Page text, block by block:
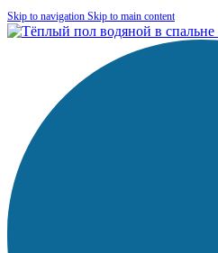
Skip to navigation Skip to main content